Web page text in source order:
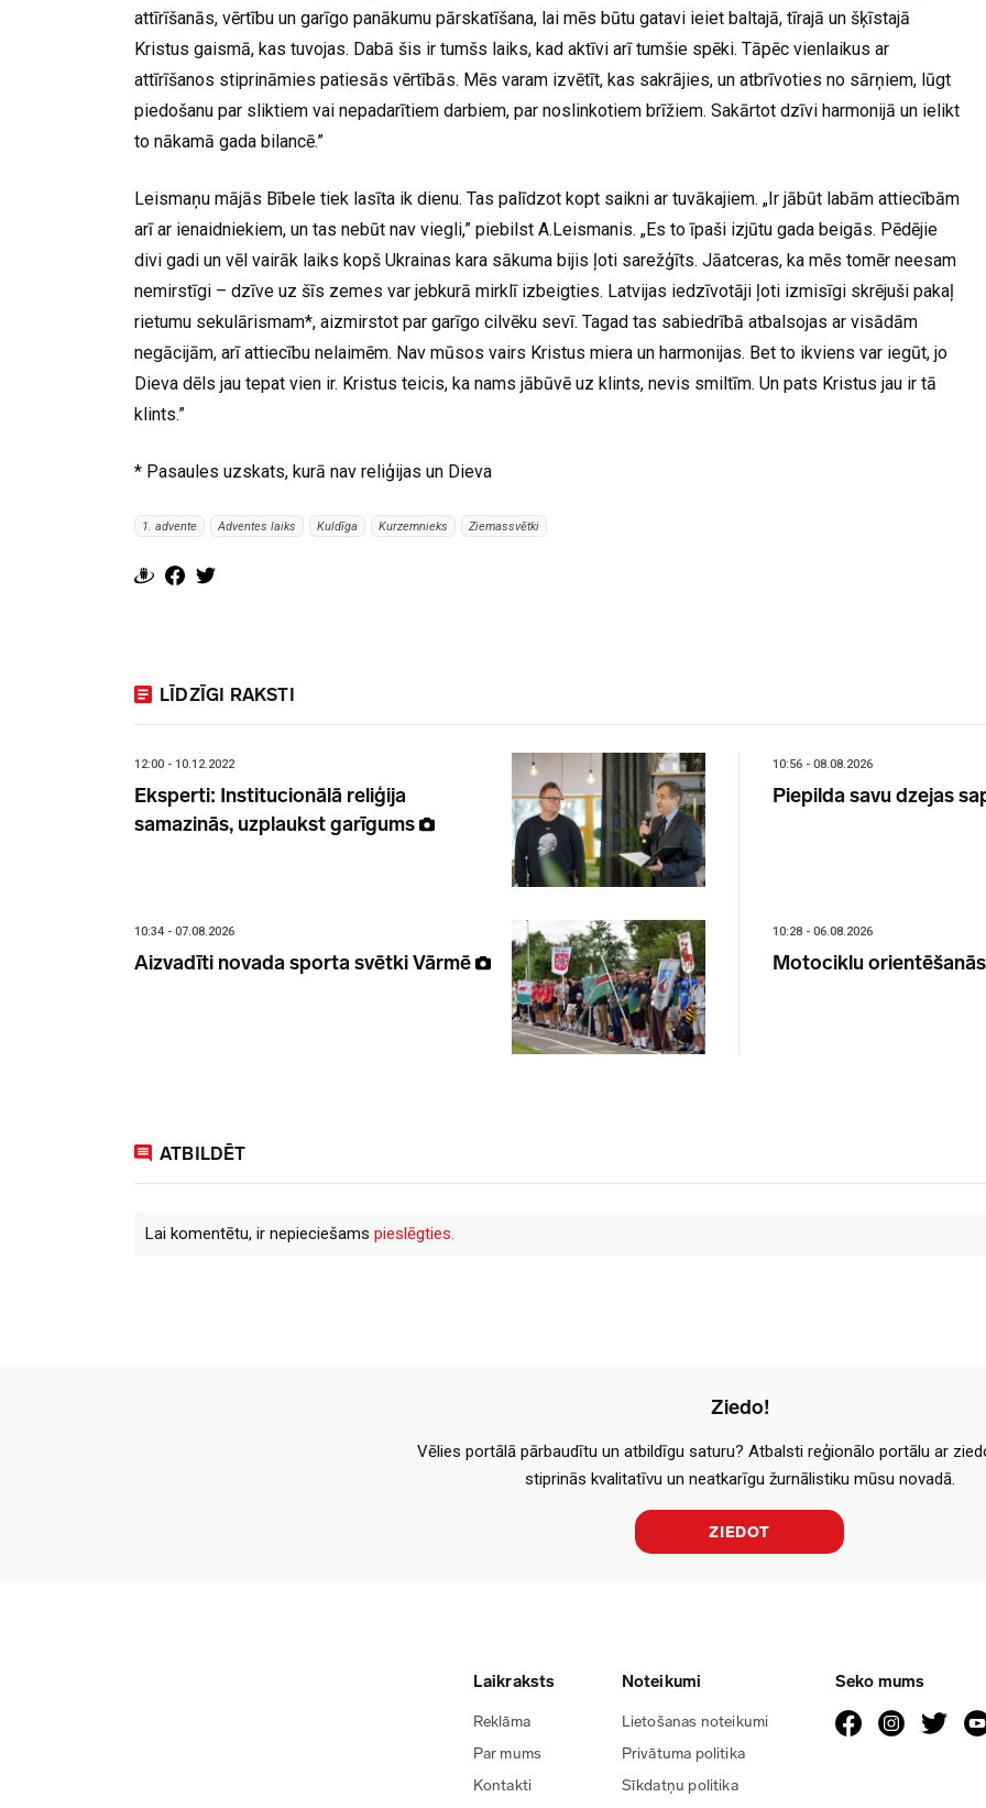
attīrīšanās, vērtību un garīgo panākumu pārskatīšana, lai mēs būtu gatavi ieiet baltajā, tīrajā un šķīstajā
Kristus gaismā, kas tuvojas. Dabā šis ir tumšs laiks, kad aktīvi arī tumšie spēki. Tāpēc vienlaikus ar
attīrīšanos stiprināmies patiesās vērtībās. Mēs varam izvētīt, kas sakrājies, un atbrīvoties no sārņiem, lūgt
piedošanu par sliktiem vai nepadarītiem darbiem, par noslinkotiem brīžiem. Sakārtot dzīvi harmonijā un ielikt
to nākamā gada bilancē.”
Leismaņu mājās Bībele tiek lasīta ik dienu. Tas palīdzot kopt saikni ar tuvākajiem. „Ir jābūt labām attiecībām
arī ar ienaidniekiem, un tas nebūt nav viegli,” piebilst A.Leismanis. „Es to īpaši izjūtu gada beigās. Pēdējie
divi gadi un vēl vairāk laiks kopš Ukrainas kara sākuma bijis ļoti sarežģīts. Jāatceras, ka mēs tomēr neesam
nemirstīgi – dzīve uz šīs zemes var jebkurā mirklī izbeigties. Latvijas iedzīvotāji ļoti izmisīgi skrējuši pakaļ
rietumu sekulārismam*, aizmirstot par garīgo cilvēku sevī. Tagad tas sabiedrībā atbalsojas ar visādām
negācijām, arī attiecību nelaimēm. Nav mūsos vairs Kristus miera un harmonijas. Bet to ikviens var iegūt, jo
Dieva dēls jau tepat vien ir. Kristus teicis, ka nams jābūvē uz klints, nevis smiltīm. Un pats Kristus jau ir tā
klints.”
* Pasaules uzskats, kurā nav reliģijas un Dieva
1. advente Adventes laiks Kuldīga Kurzemnieks Ziemassvētki
LĪDZĪGI RAKSTI
12:00 - 10.12.2022
Eksperti: Institucionālā reliģija
samazinās, uzplaukst garīgums
10:56 - 08.08.2026
Piepilda savu dzejas
10:34 - 07.08.2026
Aizvadīti novada sporta svētki Vārmē
10:28 - 06.08.2026
Motociklu
ATBILDĒT
Lai komentētu, ir nepieciešams pieslēgties.
Ziedo!
Vēlies portālā pārbaudītu un atbildīgu saturu? Atbalsti reģionālo portālu ar
stiprinās kvalitatīvu un neatkarīgu žurnālistiku mūsu novadā.
ZIEDOT
Laikraksts
Reklāma
Par mums
Kontakti
Noteikumi
Lietošanas noteikumi
Privātuma politika
Sīkdatņu politika
Seko mums